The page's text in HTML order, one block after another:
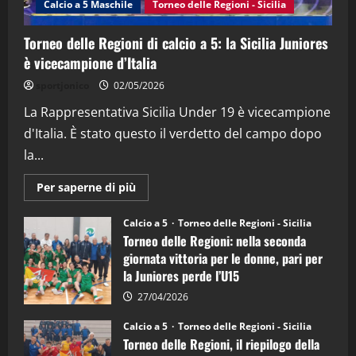
4 15/04/2026
"SportEmpire" in Podcast
“SportEmpire” in Podcast: 26^ Puntata
08/04/2026
Calcio a 5 Maschile Torneo delle Regioni - Sicilia
Torneo delle Regioni di calcio a 5: la Sicilia Juniores
è vicecampione d’Italia
02/05/2026
La Rappresentativa Sicilia Under 19 è vicecampione
d'Italia. È stato questo il verdetto del campo dopo
la...
Per saperne di più
informazioni
Torneo
delle
Regioni
di
calcio
a
5:
la
Juniores
è
vicecampione
Calcio a 5 Torneo delle Regioni - Sicilia
Torneo delle Regioni: nella seconda
giornata vittoria per le donne, pari per
la Juniores perde l’U15
27/04/2026
Calcio a 5 Torneo delle Regioni - Sicilia
Torneo delle Regioni, il riepilogo della